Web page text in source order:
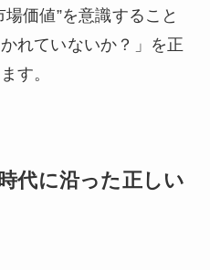
価値”を意識すること
れていないか？」を正
す。
代に沿った正しい